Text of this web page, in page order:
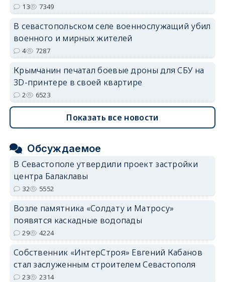
13 7349
В севастопольском селе военнослужащий убил
военного и мирных жителей
4 7287
Крымчанин печатал боевые дроны для СБУ на
3D-принтере в своей квартире
2 6523
Показать все новости
Обсуждаемое
В Севастополе утвердили проект застройки
центра Балаклавы
32 5552
Возле памятника «Солдату и Матросу»
появятся каскадные водопады
29 4224
Собственник «ИнтерСтроя» Евгений Кабанов
стал заслуженным строителем Севастополя
23 2314